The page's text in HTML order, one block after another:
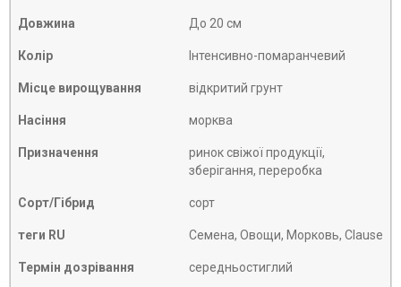
Довжина До 20 см
Колір Інтенсивно-помаранчевий
Місце вирощування відкритий грунт
Насіння морква
Призначення
ринок свіжої продукції,
зберігання, переробка
Сорт/Гібрид сорт
теги RU Семена, Овощи, Морковь, Clause
Термін дозрівання середньостиглий